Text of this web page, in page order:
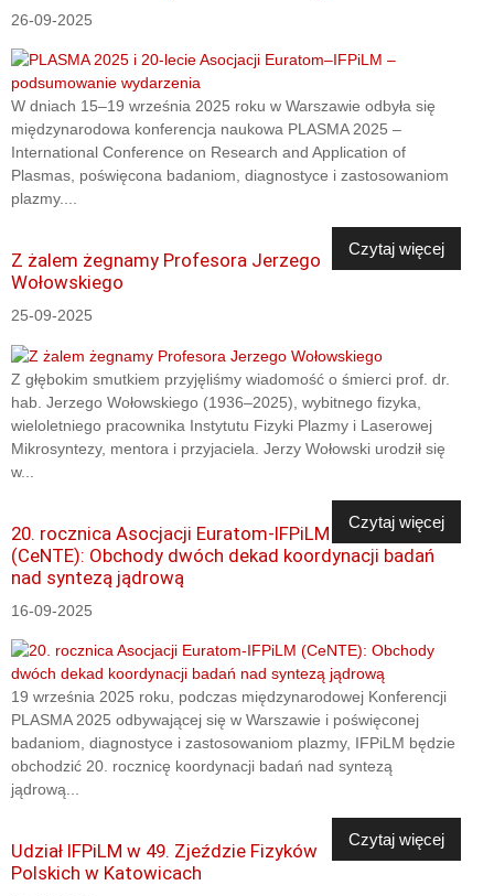
26-09-2025
W dniach 15–19 września 2025 roku w Warszawie odbyła się
międzynarodowa konferencja naukowa PLASMA 2025 –
International Conference on Research and Application of
Plasmas, poświęcona badaniom, diagnostyce i zastosowaniom
plazmy....
Czytaj więcej
Z żalem żegnamy Profesora Jerzego
Wołowskiego
25-09-2025
Z głębokim smutkiem przyjęliśmy wiadomość o śmierci prof. dr.
hab. Jerzego Wołowskiego (1936–2025), wybitnego fizyka,
wieloletniego pracownika Instytutu Fizyki Plazmy i Laserowej
Mikrosyntezy, mentora i przyjaciela. Jerzy Wołowski urodził się
w...
Czytaj więcej
20. rocznica Asocjacji Euratom-IFPiLM
(CeNTE): Obchody dwóch dekad koordynacji badań
nad syntezą jądrową
16-09-2025
19 września 2025 roku, podczas międzynarodowej Konferencji
PLASMA 2025 odbywającej się w Warszawie i poświęconej
badaniom, diagnostyce i zastosowaniom plazmy, IFPiLM będzie
obchodzić 20. rocznicę koordynacji badań nad syntezą
jądrową...
Czytaj więcej
Udział IFPiLM w 49. Zjeździe Fizyków
Polskich w Katowicach